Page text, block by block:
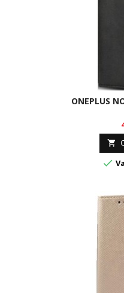
ONEPLUS

